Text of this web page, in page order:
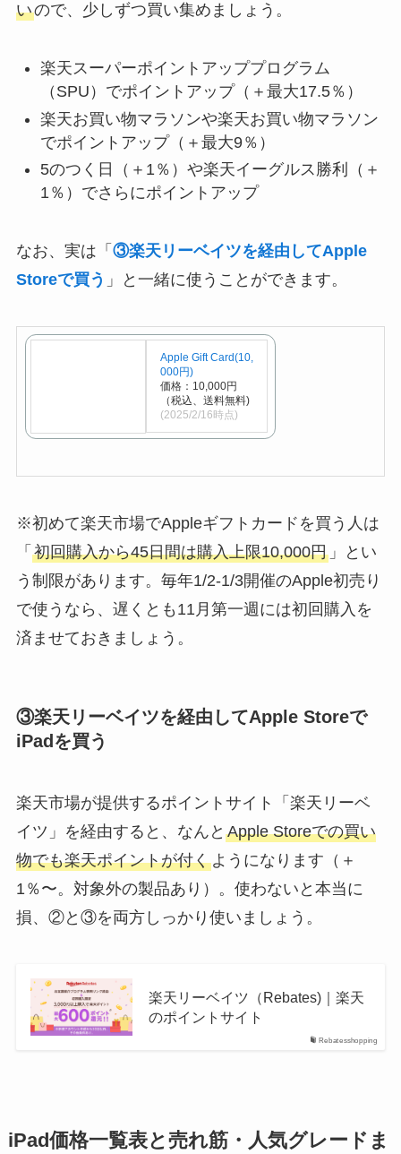
いので、少しずつ買い集めましょう。
楽天スーパーポイントアッププログラム
（SPU）でポイントアップ（＋最大17.5％）
楽天お買い物マラソンや楽天お買い物マラソン
でポイントアップ（＋最大9％）
5のつく日（＋1％）や楽天イーグルス勝利（＋
1％）でさらにポイントアップ
なお、実は「 ③楽天リーベイツを経由してApple
Storeで買う 」と一緒に使うことができます。
Apple Gift Card(10,
000円)
価格：10,000円
（税込、送料無料)
(2025/2/16時点)
※初めて楽天市場でAppleギフトカードを買う人は
「 初回購入から45日間は購入上限10,000円」とい
う制限があります。毎年1/2-1/3開催のApple初売り
で使うなら、遅くとも11月第一週には初回購入を
済ませておきましょう。
③楽天リーベイツを経由してApple Storeで
iPadを買う
楽天市場が提供するポイントサイト「楽天リーベ
イツ」を経由すると、なんと Apple Storeでの買い
物でも楽天ポイントが付くようになります（＋
1％〜。対象外の製品あり）。使わないと本当に
損、②と③を両方しっかり使いましょう。
Rebatesshopping
楽天リーベイツ（Rebates)｜楽天
のポイントサイト
iPad価格一覧表と売れ筋・人気グレードま